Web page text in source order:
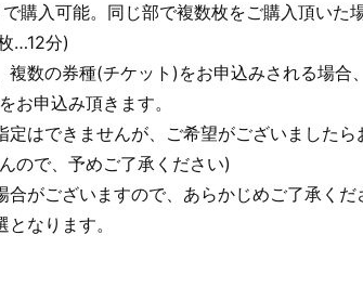
購入可能。同じ部で複数枚をご購入頂いた
…12分)
複数の券種(チケット)をお申込みされる場
お申込み頂きます。
定はできませんが、ご希望がございました
ので、予めご了承ください)
がございますので、あらかじめご了承く
なります。